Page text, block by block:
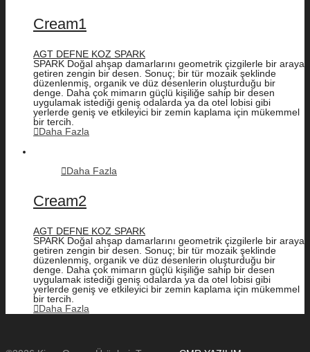
Cream1
AGT DEFNE KOZ SPARK
SPARK Doğal ahşap damarlarını geometrik çizgilerle bir araya
getiren zengin bir desen. Sonuç; bir tür mozaik şeklinde
düzenlenmiş, organik ve düz desenlerin oluşturduğu bir
denge. Daha çok mimarın güçlü kişiliğe sahip bir desen
uygulamak istediği geniş odalarda ya da otel lobisi gibi
yerlerde geniş ve etkileyici bir zemin kaplama için mükemmel
bir tercih.
Daha Fazla
Daha Fazla
Cream2
AGT DEFNE KOZ SPARK
SPARK Doğal ahşap damarlarını geometrik çizgilerle bir araya
getiren zengin bir desen. Sonuç; bir tür mozaik şeklinde
düzenlenmiş, organik ve düz desenlerin oluşturduğu bir
denge. Daha çok mimarın güçlü kişiliğe sahip bir desen
uygulamak istediği geniş odalarda ya da otel lobisi gibi
yerlerde geniş ve etkileyici bir zemin kaplama için mükemmel
bir tercih.
Daha Fazla